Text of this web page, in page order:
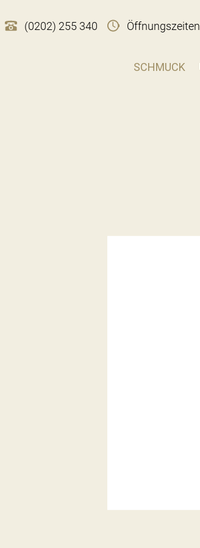
(0202) 255 340 Öffnungszeiten
SCHMUCK